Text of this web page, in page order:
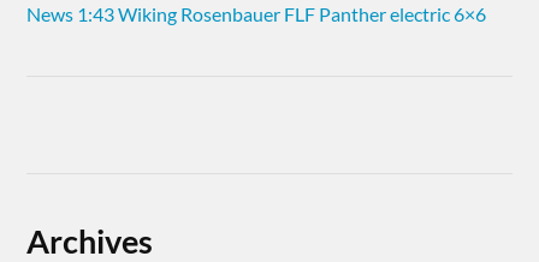
News 1:43 Wiking Rosenbauer FLF Panther electric 6×6
Archives